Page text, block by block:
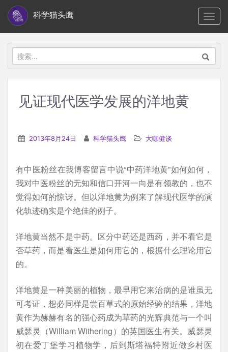
i
科学猫头鹰
搜
索：
见证现代医学发展的洋地黄
2013年8月24日 科学猫头鹰 大咖健谈
有中医粉丝在我博客留言中说“中药洋地黄”如何如何，
我对中医粉丝的无知和信口开河一向是有领教的，也不
觉得如何的惊讶。但以洋地黄为例来了解现代医学的演
化轨迹确实是个绝佳的例子。
洋地黄当然不是中药。区分中药还是西药，并不看它是
否草药，而是看医生是如何用它的，根据什么理论用它
的。
洋地黄是一种美丽的植物，最早用它来治病的是谁虽无
可考证，想必同样是尝百草式的原始经验的结果，洋地
黄作为赫赫有名的强心药成为草药的光辉典范与一个叫
威瑟灵（William Withering）的英国医生有关。威瑟灵
初在爱丁堡学习植物学，后到斯塔福特附近做乡村医